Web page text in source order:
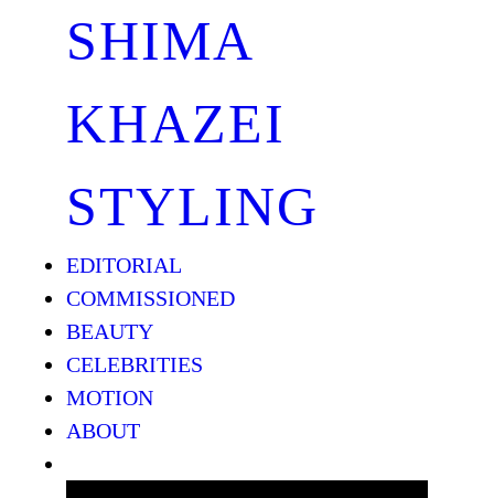
SHIMA
KHAZEI
STYLING
EDITORIAL
COMMISSIONED
BEAUTY
CELEBRITIES
MOTION
ABOUT